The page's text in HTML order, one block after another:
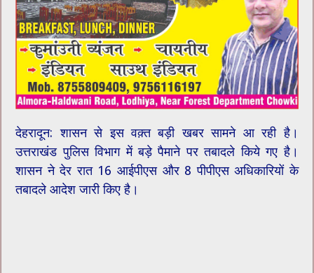
देहरादून: शासन से इस वक़्त बड़ी खबर सामने आ रही है।
उत्तराखंड पुलिस विभाग में बड़े पैमाने पर तबादले किये गए है।
शासन ने देर रात 16 आईपीएस और 8 पीपीएस अधिकारियों के
तबादले आदेश जारी किए है।